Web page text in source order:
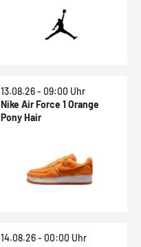
13.08.26 - 09:00 Uhr
Nike Air Force 1 Orange
Pony Hair
14.08.26 - 00:00 Uhr